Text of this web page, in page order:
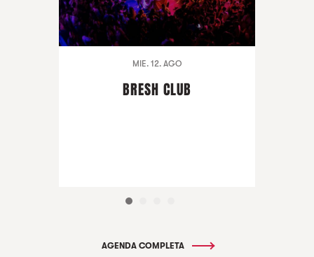
MIE. 12. AGO
BRESH CLUB
AGENDA COMPLETA